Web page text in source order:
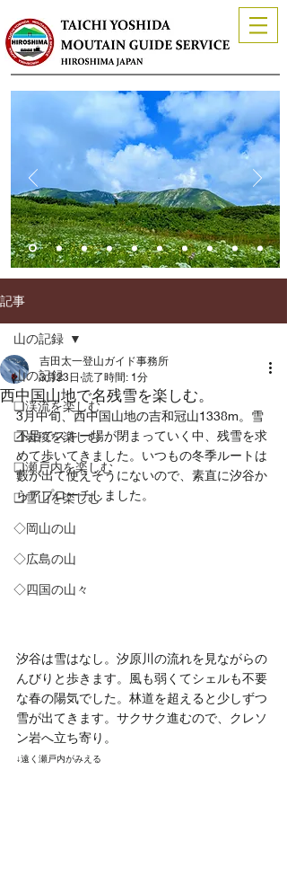
記事
山の記録
❏渓流を楽しむ
❑岩稜を楽しむ
❏瀬戸内を楽しむ
❑雪山を楽しむ
◇岡山の山
◇広島の山
◇四国の山々
山の記録
西中国山地で名残雪を楽しむ。
吉田太一登山ガイド事務所
3月23日 読了時間: 1分
3月中旬、西中国山地の吉和冠山1338m。雪
不足でスキー場が閉まっていく中、残雪を求
めて歩いてきました。いつもの冬季ルートは
藪が出て使えそうにないので、素直に汐谷か
らアプローチしました。
汐谷は雪はなし。汐原川の流れを見ながらの
んびりと歩きます。風も弱くてシェルも不要
な春の陽気でした。林道を超えると少しずつ
雪が出てきます。サクサク進むので、クレソ
ン岩へ立ち寄り。
↓遠く瀬戸内がみえる